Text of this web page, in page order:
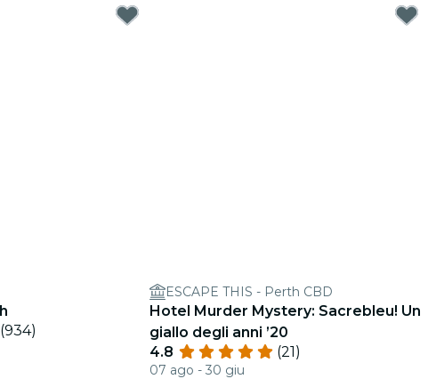
(934)
ESCAPE THIS - Perth CBD
Hotel Murder Mystery: Sacrebleu! Un
giallo degli anni ’20
4.8
(21)
07 ago - 30 giu